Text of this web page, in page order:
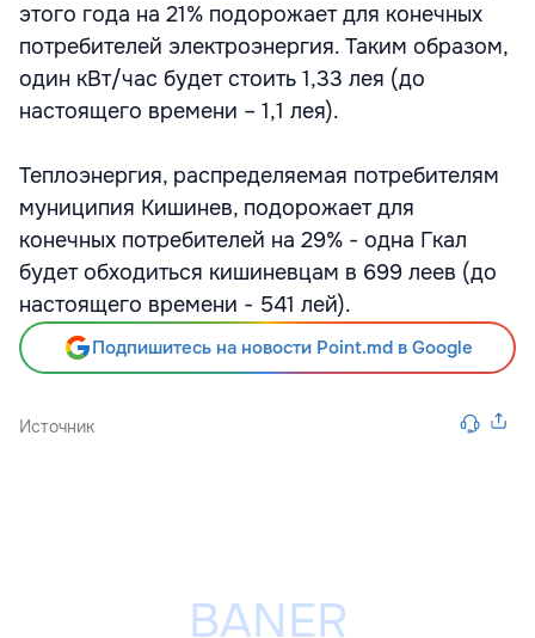
этого года на 21% подорожает для конечных
потребителей электроэнергия. Таким образом,
один кВт/час будет стоить 1,33 лея (до
настоящего времени – 1,1 лея).
Теплоэнергия, распределяемая потребителям
муниципия Кишинев, подорожает для
конечных потребителей на 29% - одна Гкал
будет обходиться кишиневцам в 699 леев (до
настоящего времени - 541 лей).
Подпишитесь на новости Point.md в Google
Источник